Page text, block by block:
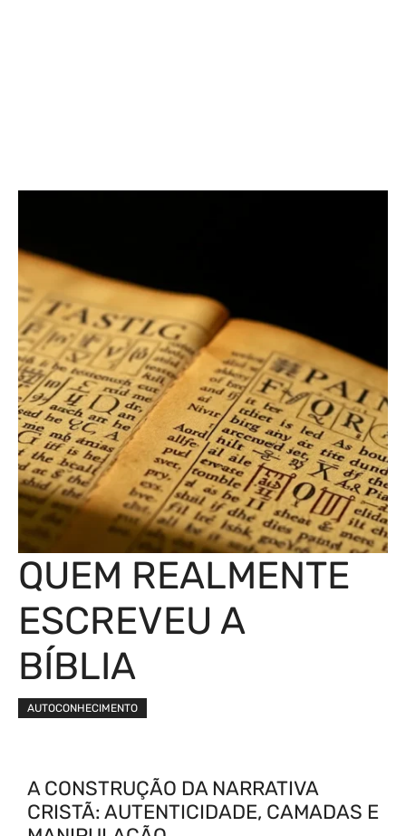
QUEM REALMENTE
ESCREVEU A
BÍBLIA
AUTOCONHECIMENTO
A CONSTRUÇÃO DA NARRATIVA
CRISTÃ: AUTENTICIDADE, CAMADAS E